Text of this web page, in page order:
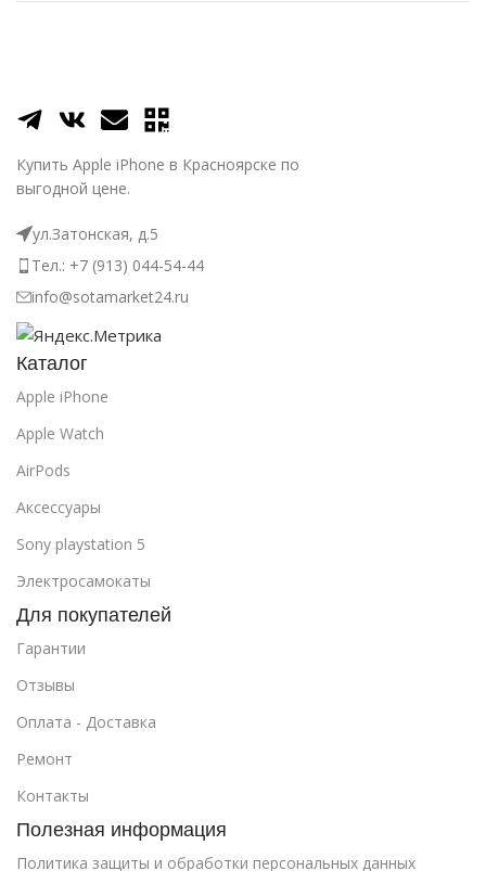
Купить Apple iPhone в Красноярске по
выгодной цене.
ул.Затонская, д.5
Тел.: +7 (913) 044-54-44
info@sotamarket24.ru
Каталог
Apple iPhone
Apple Watch
AirPods
Аксессуары
Sony playstation 5
Электросамокаты
Для покупателей
Гарантии
Отзывы
Оплата - Доставка
Ремонт
Контакты
Полезная информация
Политика защиты и обработки персональных данных